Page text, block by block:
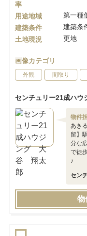
率
用途地域
第一種
建築条件
建築条
土地現況
更地
画像カテゴリ
外観 間取り
センチュリー21成ハウ
物件
あき
留】
分な
で徒
♪
セン
物